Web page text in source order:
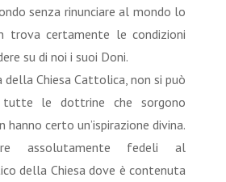
senza rinunciare al mondo lo
trova certamente le condizioni
su di noi i suoi Doni.
della Chiesa Cattolica, non si può
le dottrine che sorgono
hanno certo un’ispirazione divina.
assolutamente fedeli al
della Chiesa dove è contenuta